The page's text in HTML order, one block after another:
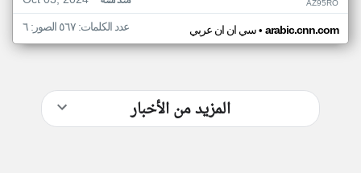
AZ95RO
سي ان ان عربي• arabic.cnn.com عدد الكلمات: ٥٦٧ الصور: ٦
المزيد من الأخبار